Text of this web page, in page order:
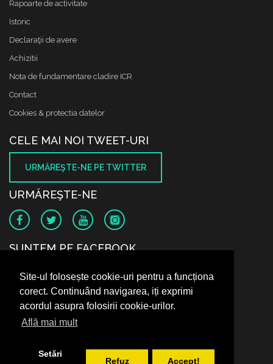
Site-ul folosește cookie-uri pentru a funcționa
corect. Continuând navigarea, iți exprimi
acordul asupra folosirii cookie-urilor.
Află mai mult
Setări
Refuz Accept!
Rapoarte de activitate
Istoric
Declaraţii de avere
Achizitii
Nota de fundamentare cladire ICR
Contact
Cookies & protectia datelor
CELE MAI NOI TWEET-URI
URMĂREŞTE-NE PE TWITTER
URMĂREŞTE-NE
SUNTEM PE FACEBOOK